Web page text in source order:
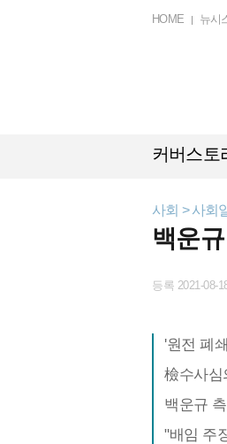
HOME 뉴시
커버스토
사회 > 사회
백운
등록 2021-08-
'원전 폐
檢수사심
백운규
"배임 주